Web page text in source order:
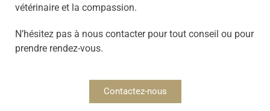
vétérinaire et la compassion.
N’hésitez pas à nous contacter pour tout conseil ou pour
prendre rendez-vous.
Contactez-nous